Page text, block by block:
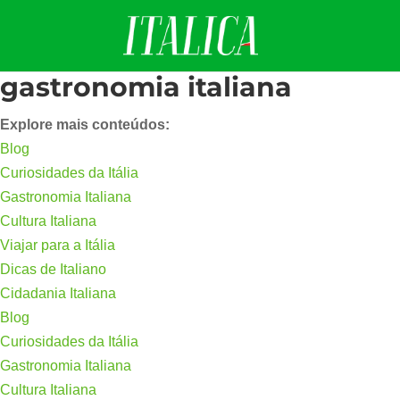
gastronomia italiana
Explore mais conteúdos:
Blog
Curiosidades da Itália
Gastronomia Italiana
Cultura Italiana
Viajar para a Itália
Dicas de Italiano
Cidadania Italiana
Blog
Curiosidades da Itália
Gastronomia Italiana
Cultura Italiana